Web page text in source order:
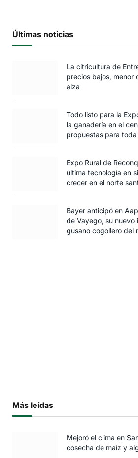
Últimas noticias
La citricultura de
precios bajos, menor
alza
Todo listo para la
la ganadería en el
propuestas para toda
Expo Rural de
última tecnología en
crecer en el norte
Bayer anticipó en
de Vayego, su nuevo
gusano cogollero del
Más leídas
Mejoró el clima en
cosecha de maíz y